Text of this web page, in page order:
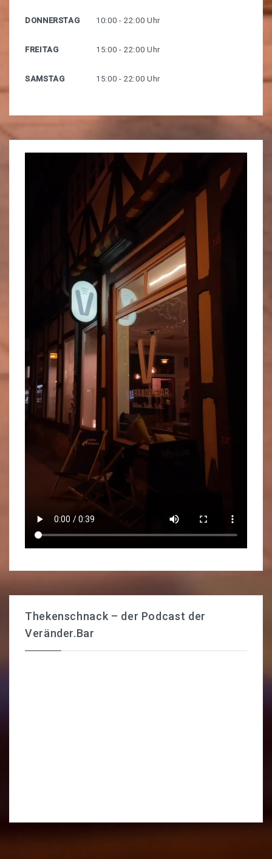
DONNERSTAG 10:00 - 22:00 Uhr
FREITAG 15:00 - 22:00 Uhr
SAMSTAG 15:00 - 22:00 Uhr
Thekenschnack – der Podcast der
Veränder.Bar